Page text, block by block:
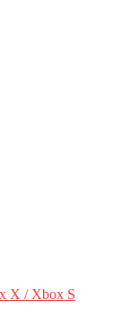
X / Xbox S